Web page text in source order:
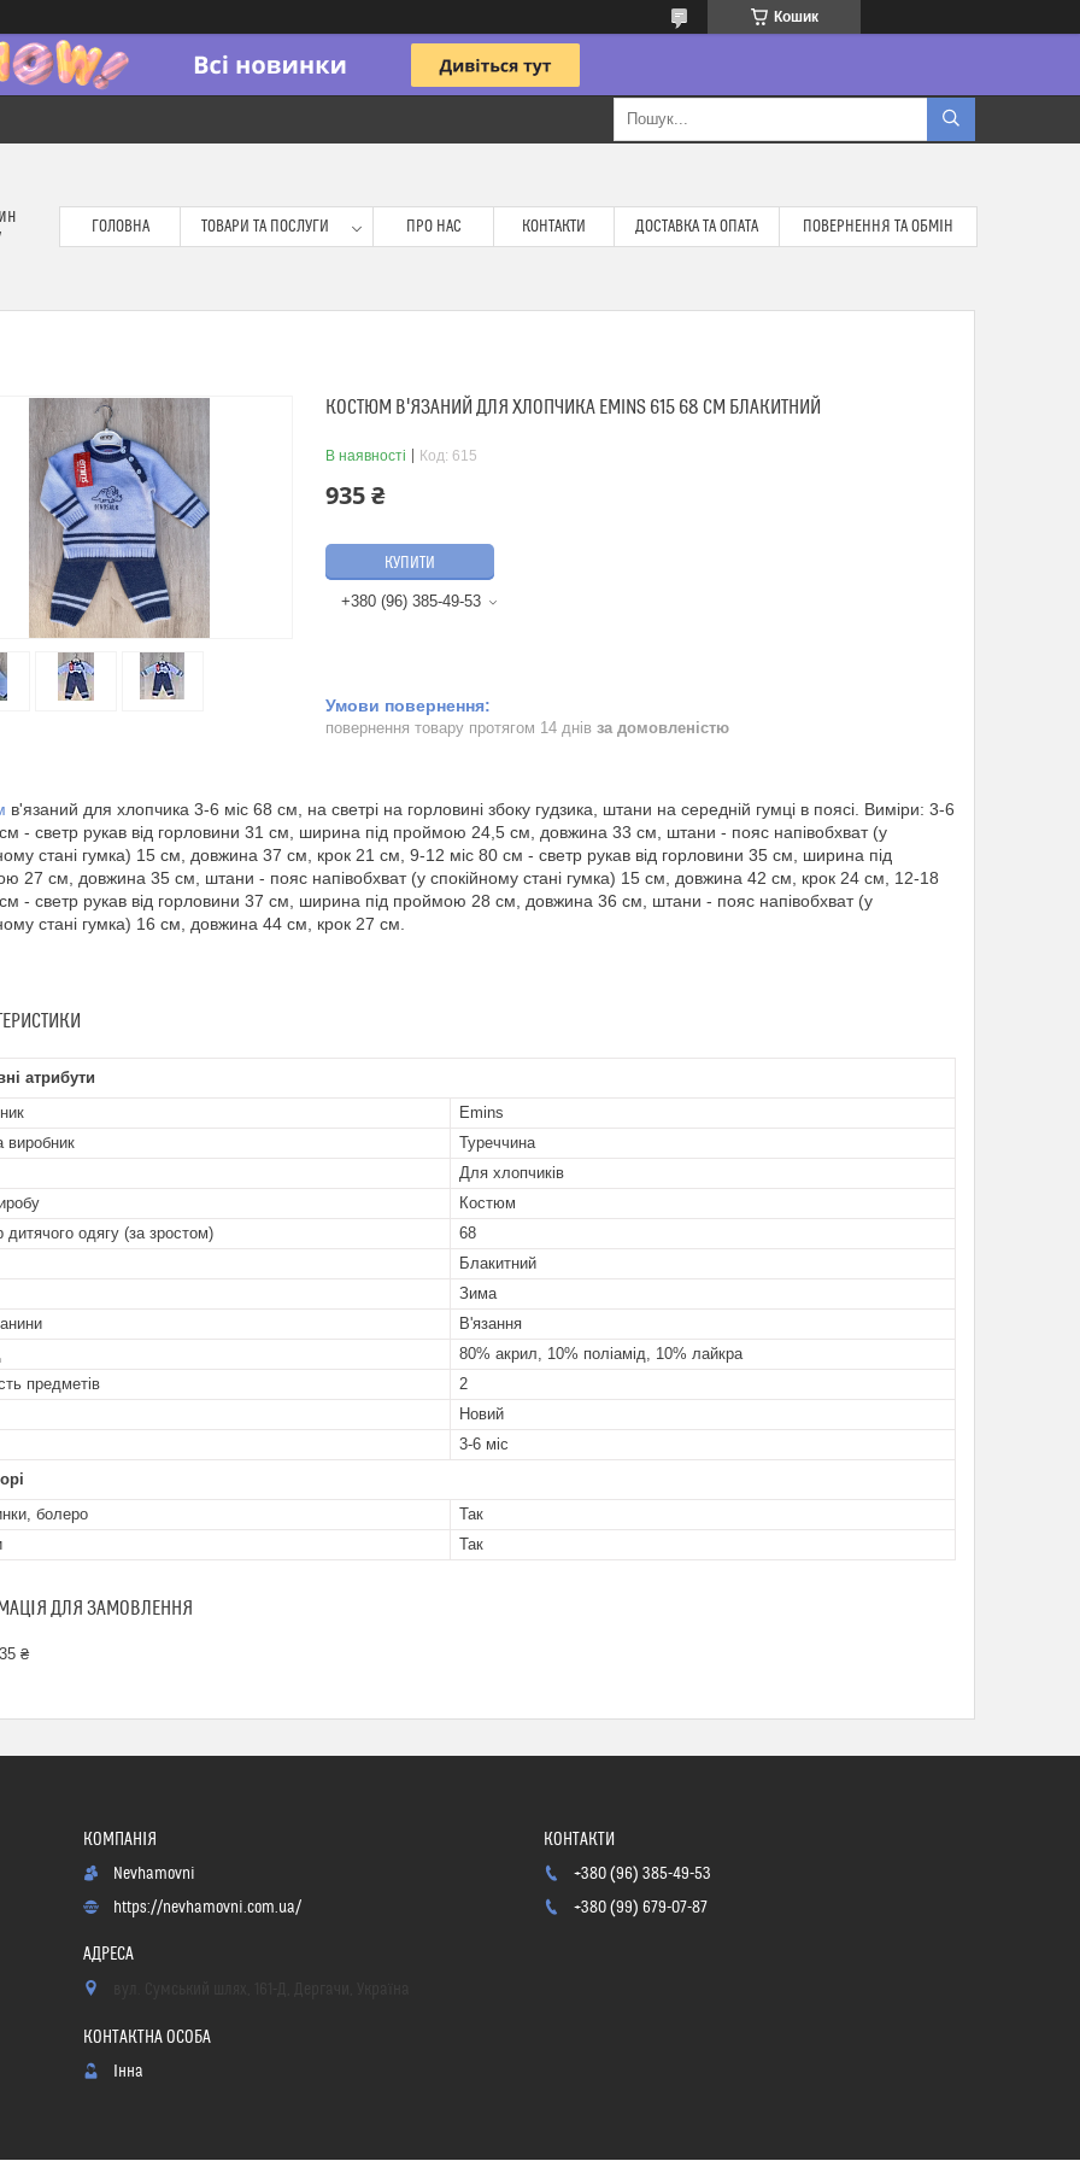
Кошик
ГОЛОВНА ТОВАРИ ТА ПОСЛУГИ ПРО НАС КОНТАКТИ ДОСТАВКА ТА ОПАТА ПОВЕРНЕННЯ ТА ОБМІН
КОСТЮМ В'ЯЗАНИЙ ДЛЯ ХЛОПЧИКА EMINS 615 68 СМ БЛАКИТНИЙ
В наявності Код: 615
935 ₴
КУПИТИ
+380 (96) 385-49-53
повернення товару протягом 14 днів за домовленістю
в'язаний для хлопчика 3-6 міс 68 см, на светрі на горловині збоку гудзика, штани на середній гумці в поясі. Виміри: 3-6
- светр рукав від горловини 31 см, ширина під проймою 24,5 см, довжина 33 см, штани - пояс напівобхват (у
стані гумка) 15 см, довжина 37 см, крок 21 см, 9-12 міс 80 см - светр рукав від горловини 35 см, ширина під
27 см, довжина 35 см, штани - пояс напівобхват (у спокійному стані гумка) 15 см, довжина 42 см, крок 24 см, 12-18
- светр рукав від горловини 37 см, ширина під проймою 28 см, довжина 36 см, штани - пояс напівобхват (у
стані гумка) 16 см, довжина 44 см, крок 27 см.
атрибути
Emins
виробник
Туреччина
Для хлопчиків
Костюм
дитячого одягу (за зростом)
68
Блакитний
Зима
В'язання
80% акрил, 10% поліамід, 10% лайкра
предметів
2
Новий
3-6 міс
болеро
Так
Так
ДЛЯ ЗАМОВЛЕННЯ
₴
Nevhamovni
https://nevhamovni.com.ua/
Інна
+380 (96) 385-49-53
+380 (99) 679-07-87